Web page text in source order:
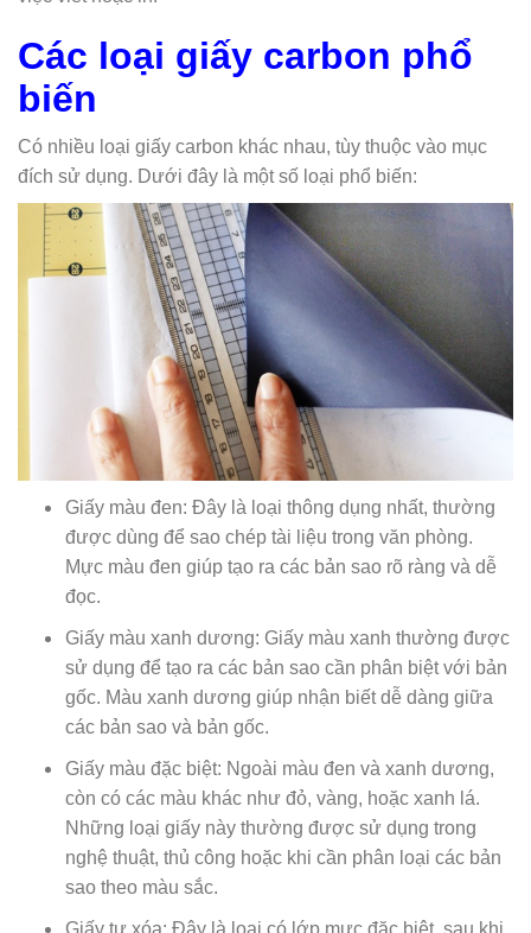
Các loại giấy carbon phổ
biến
Có nhiều loại giấy carbon khác nhau, tùy thuộc vào mục
đích sử dụng. Dưới đây là một số loại phổ biến:
Giấy màu đen: Đây là loại thông dụng nhất, thường
được dùng để sao chép tài liệu trong văn phòng.
Mực màu đen giúp tạo ra các bản sao rõ ràng và dễ
đọc.
Giấy màu xanh dương: Giấy màu xanh thường được
sử dụng để tạo ra các bản sao cần phân biệt với bản
gốc. Màu xanh dương giúp nhận biết dễ dàng giữa
các bản sao và bản gốc.
Giấy màu đặc biệt: Ngoài màu đen và xanh dương,
còn có các màu khác như đỏ, vàng, hoặc xanh lá.
Những loại giấy này thường được sử dụng trong
nghệ thuật, thủ công hoặc khi cần phân loại các bản
sao theo màu sắc.